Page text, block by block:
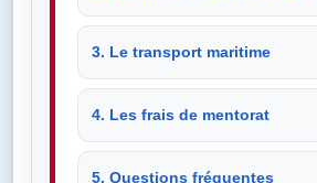
3. Le transport maritime
4. Les frais de mentorat
5. Questions fréquentes